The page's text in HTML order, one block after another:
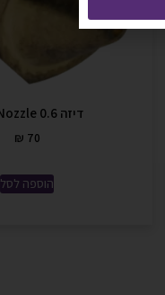
דיזה AD1 Nozzle 0.6
₪ 70
הוספה לסל